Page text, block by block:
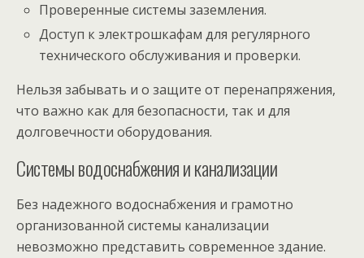
Проверенные системы заземления.
Доступ к электрошкафам для регулярного
технического обслуживания и проверки.
Нельзя забывать и о защите от перенапряжения,
что важно как для безопасности, так и для
долговечности оборудования.
Системы водоснабжения и канализации
Без надежного водоснабжения и грамотно
организованной системы канализации
невозможно представить современное здание.